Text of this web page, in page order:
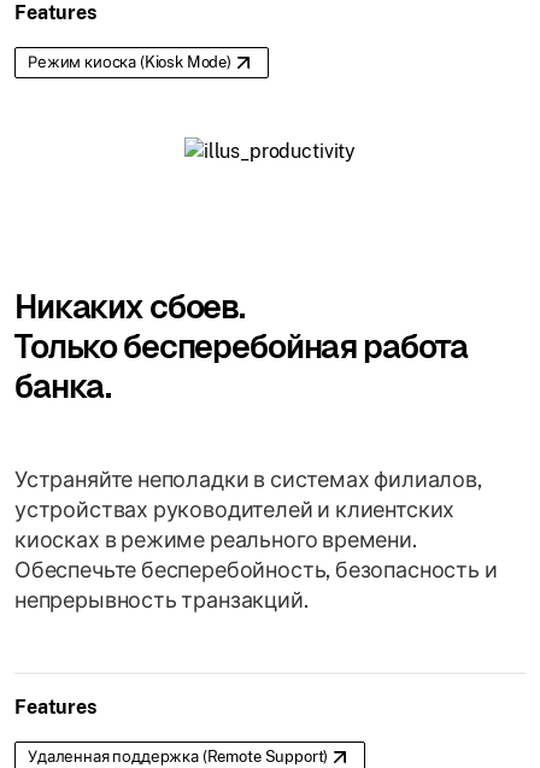
Features
Режим киоска (Kiosk Mode)
Никаких сбоев.
Только бесперебойная работа
банка.
Устраняйте неполадки в системах филиалов,
устройствах руководителей и клиентских
киосках в режиме реального времени.
Обеспечьте бесперебойность, безопасность и
непрерывность транзакций.
Features
Удаленная поддержка (Remote Support)